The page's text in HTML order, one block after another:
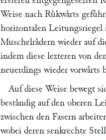
Weise nach Ruͤkwaͤrts
horizontalen Leitungsriegel
Muschelraͤdern wieder auf
indem diese lezteren von
neuerdings wieder vorwaͤrts
Auf diese Weise bewegt
bestaͤndig auf den oberen
zwischen den Fasern
wobei deren senkrechte